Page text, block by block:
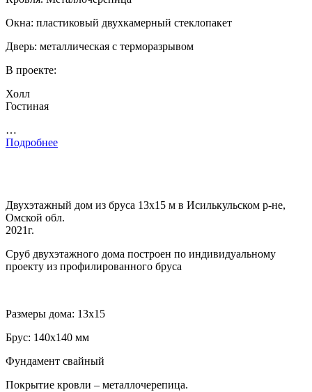
Окна: пластиковый двухкамерный стеклопакет
Дверь: металлическая с терморазрывом
В проекте:
Холл
Гостиная
…
Подробнее
Двухэтажный дом из бруса 13х15 м в Исилькульском р-не,
Омской обл.
2021г.
Сруб двухэтажного дома построен по индивидуальному
проекту из профилированного бруса
Размеры дома: 13х15
Брус: 140х140 мм
Фундамент свайный
Покрытие кровли – металлочерепица.